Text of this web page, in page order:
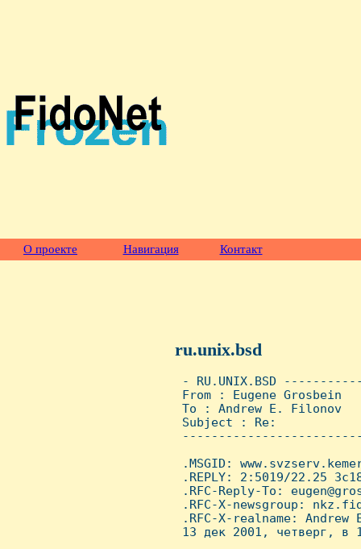
О проекте Навигация Контакт
ru.unix.bsd
- RU.UNIX.BSD
From : Eugene
To : Andrew E. Filonov
Subject : Re:
.MSGID:
.REPLY: 2:5019/22.25
.RFC-Reply-To:
.RFC-X-newsgroup:
.RFC-X-realname:
13 дек 2001, четверг, в